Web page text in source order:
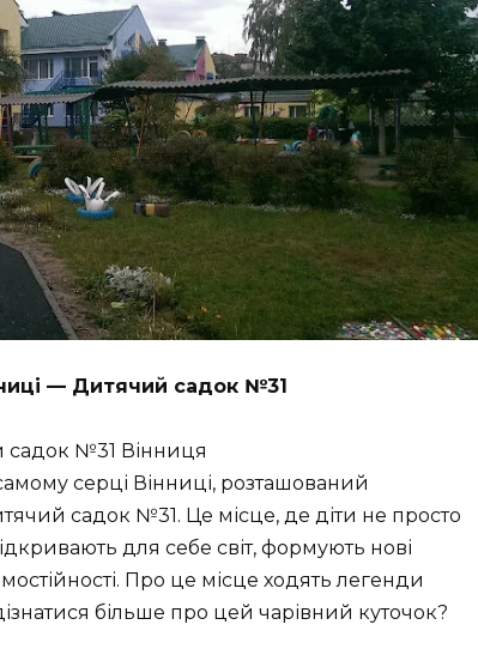
— Дитячий садок №31
серці Вінниці, розташований
садок №31. Це місце, де діти не просто
для себе світ, формують нові
Про це місце ходять легенди
більше про цей чарівний куточок?